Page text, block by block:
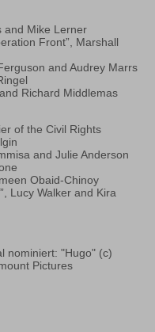
and Mike Lerner
Front”, Marshall
and Audrey Marrs
Richard Middlemas
of the Civil Rights
and Julie Anderson
Obaid-Chinoy
Lucy Walker and Kira
nominiert: "Hugo" (c)
Pictures